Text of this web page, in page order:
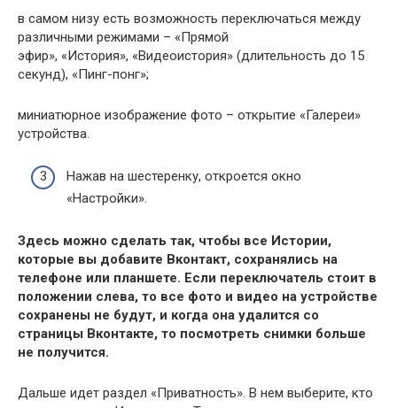
в самом низу есть возможность переключаться между
различными режимами – «Прямой
эфир», «История», «Видеоистория» (длительность до 15
секунд), «Пинг-понг»;
миниатюрное изображение фото – открытие «Галереи»
устройства.
Нажав на шестеренку, откроется окно
«Настройки».
Здесь можно сделать так, чтобы все Истории,
которые вы добавите Вконтакт, сохранялись на
телефоне или планшете. Если переключатель стоит в
положении слева, то все фото и видео на устройстве
сохранены не будут, и когда она удалится со
страницы Вконтакте, то посмотреть снимки больше
не получится.
Дальше идет раздел «Приватность». В нем выберите, кто